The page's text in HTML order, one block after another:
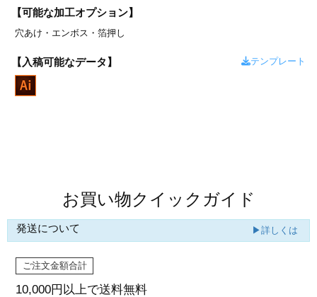
リーブ
ー印刷
【可能な加工オプション】
穴あけ・ エンボス・ 箔押し
【入稿可能なデータ】 テンプレート
お買い物クイックガイド
発送について ▶詳しくは
ご注文金額合計
10,000円以上で送料無料